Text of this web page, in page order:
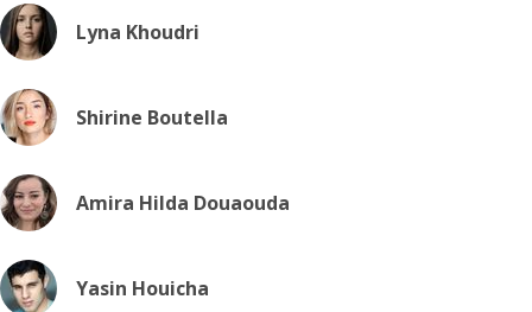
Lyna Khoudri
Shirine Boutella
Amira Hilda Douaouda
Yasin Houicha